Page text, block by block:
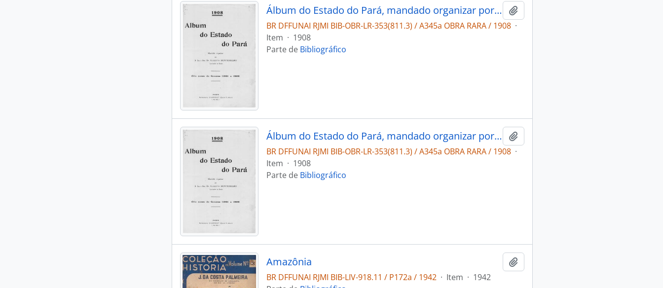
Álbum do Estado do Pará, mandado organizar por S. Exa. o snr. Dr. Augusto Montenegro. oito annos do governo (1901 a 1909)
BR DFFUNAI RJMI BIB-OBR-LR-353(811.3) / A345a OBRA RARA / 1908 ·
Item · 1908
Parte de Bibliográfico
Álbum do Estado do Pará, mandado organizar por S. Exa. o snr. Dr. Augusto Montenegro. oito annos do governo (1901 a 1909)
BR DFFUNAI RJMI BIB-OBR-LR-353(811.3) / A345a OBRA RARA / 1908 ·
Item · 1908
Parte de Bibliográfico
Amazônia
BR DFFUNAI RJMI BIB-LIV-918.11 / P172a / 1942 · Item · 1942